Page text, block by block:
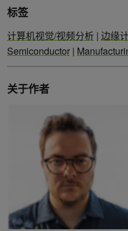
标签
计算机视觉/视频分析 | 边缘
Semiconductor |
关于作者